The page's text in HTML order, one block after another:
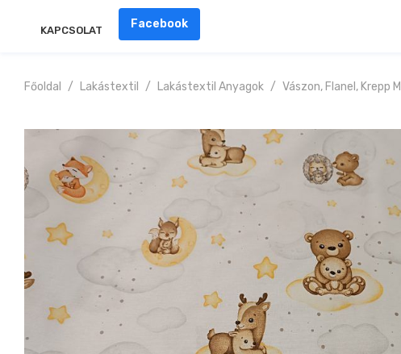
KAPCSOLAT Facebook
Főoldal Lakástextil Lakástextil Anyagok Vászon, Flanel, Krepp